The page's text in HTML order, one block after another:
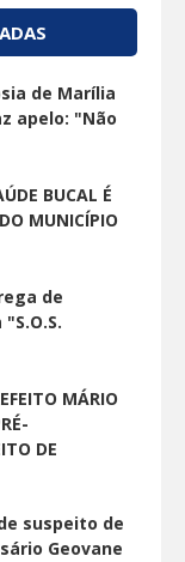
de Marília
apelo: "Não
BUCAL É
MUNICÍPIO
de
MÁRIO
DE
suspeito de
Geovane